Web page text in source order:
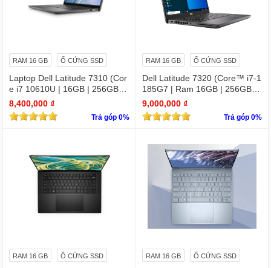
RAM 16 GB Ổ CỨNG SSD
Laptop Dell Latitude 7310 (Cor
e i7 10610U | 16GB | 256GB | I
ntel UHD | 13.3 FHD
8,400,000 ₫
Trả góp 0%
RAM 16 GB Ổ CỨNG SSD
Dell Latitude 7320 (Core™ i7-1
185G7 | Ram 16GB | 256GB S
SD | 13.3 inch FHD)
9,000,000 ₫
Trả góp 0%
RAM 16 GB Ổ CỨNG SSD RAM 16 GB Ổ CỨNG SSD